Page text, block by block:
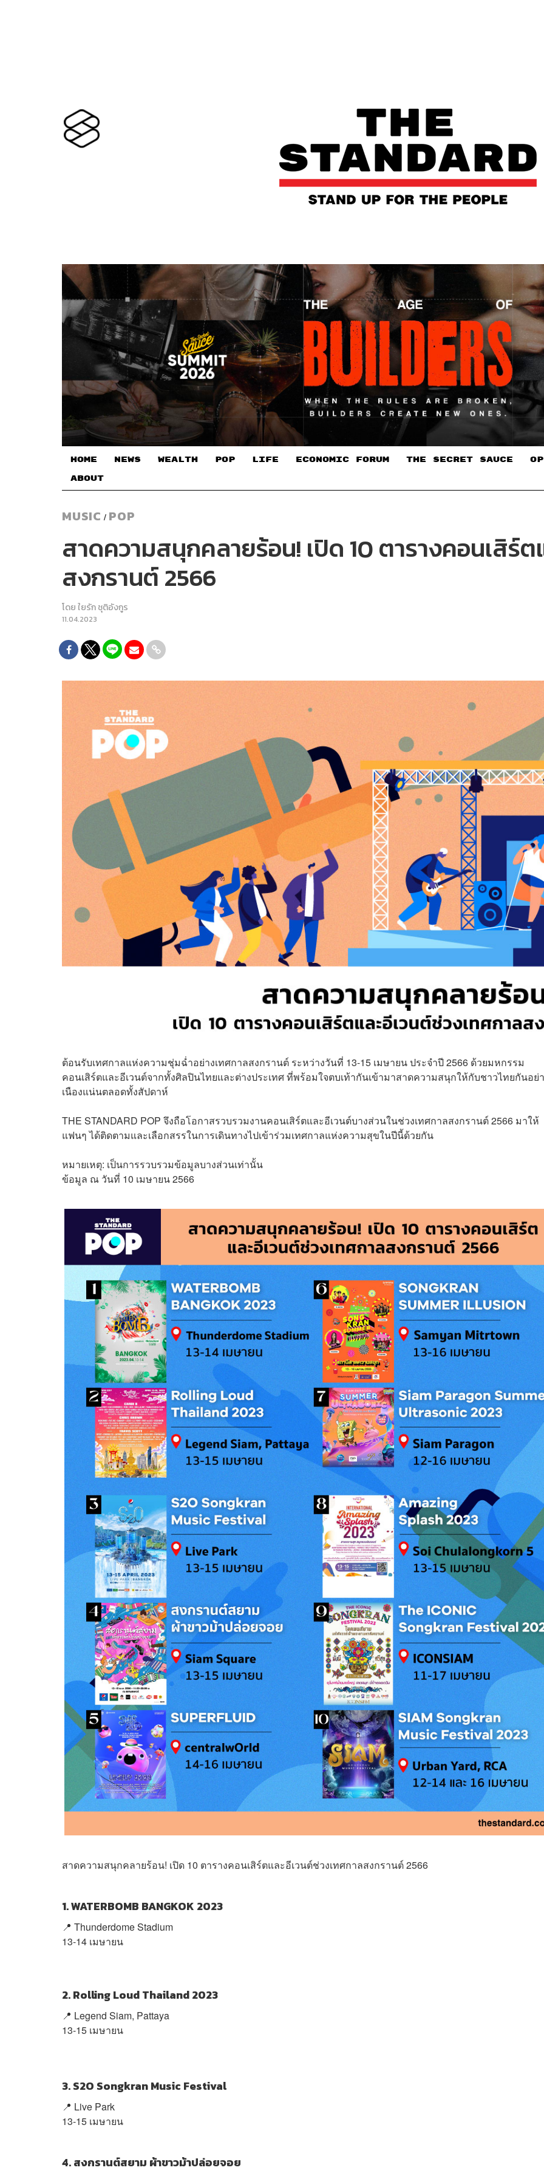
HOME NEWS WEALTH POP LIFE ECONOMIC FORUM THE SECRET SAUCE​
ABOUT
MUSIC / POP
สาดความสนุกคลายร้อน! เปิด 10 ตารางคอนเสิร์ต
สงกรานต์ 2566
โดยใยรัก ชุติอังกูร
11.04.2023
ต้อนรับเทศกาลแห่งความชุ่มฉ่ำอย่างเทศกาลสงกรานต์ ระหว่างวันที่ 13-15 เมษายน ประจำปี 2566 ด้วยมหกรรม
คอนเสิร์ตและอีเวนต์จากทั้งศิลปินไทยและต่างประเทศ ที่พร้อมใจตบเท้ากันเข้ามาสาดความสนุกให้กับชาวไทยกันอย่
เนืองแน่นตลอดทั้งสัปดาห์
THE STANDARD POP จึงถือโอกาสรวบรวมงานคอนเสิร์ตและอีเวนต์บางส่วนในช่วงเทศกาลสงกรานต์ 2566 มาให้
แฟนๆ ได้ติดตามและเลือกสรรในการเดินทางไปเข้าร่วมเทศกาลแห่งความสุขในปีนี้ด้วยกัน
หมายเหตุ: เป็นการรวบรวมข้อมูลบางส่วนเท่านั้น
ข้อมูล ณ วันที่ 10 เมษายน 2566
สาดความสนุกคลายร้อน! เปิด 10 ตารางคอนเสิร์ตและอีเวนต์ช่วงเทศกาลสงกรานต์ 2566
1. WATERBOMB BANGKOK 2023
📍 Thunderdome Stadium
13-14 เมษายน
2. Rolling Loud Thailand 2023
📍 Legend Siam, Pattaya
13-15 เมษายน
3. S2O Songkran Music Festival
📍 Live Park
13-15 เมษายน
4. สงกรานต์สยาม ผ้าขาวม้าปล่อยจอย